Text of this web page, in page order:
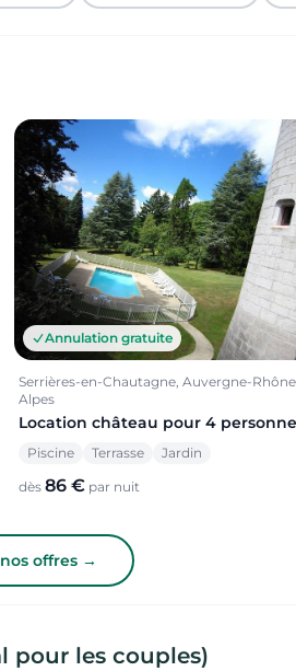
Annulation gratuite
Serrières-en-Chautagne, Auvergne-
Alpes
Location château pour 4
Piscine Terrasse Jardin
dès 86 € par nuit
offres →
pour les couples)